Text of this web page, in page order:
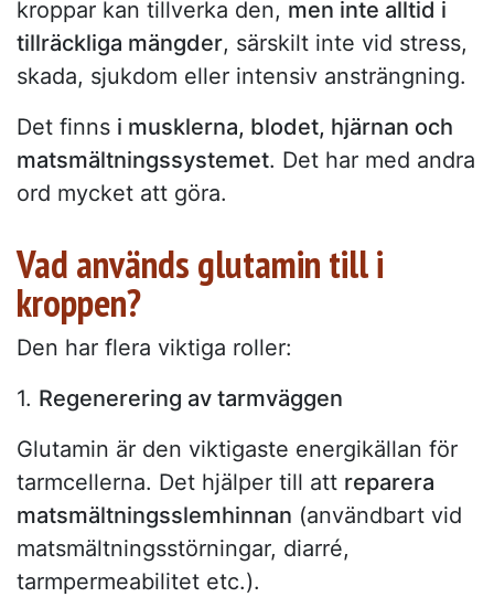
kroppar kan tillverka den, men inte alltid i
tillräckliga mängder, särskilt inte vid stress,
skada, sjukdom eller intensiv ansträngning.
Det finns i musklerna, blodet, hjärnan och
matsmältningssystemet. Det har med andra
ord mycket att göra.
Vad används glutamin till i
kroppen?
Den har flera viktiga roller:
1. Regenerering av tarmväggen
Glutamin är den viktigaste energikällan för
tarmcellerna. Det hjälper till att reparera
matsmältningsslemhinnan (användbart vid
matsmältningsstörningar, diarré,
tarmpermeabilitet etc.).